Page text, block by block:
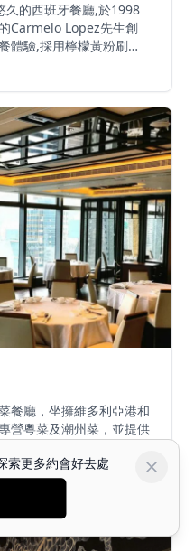
久的西班牙餐廳,於1998
Carmelo Lopez先生創
體驗,採用檸檬黃粉刷牆
,營造輕鬆愉快的氛圍。
白領人士心中的隱世瑰
海鮮飯、海鮮菜式及其他
和晚餐服務,設有全套酒
廳接受預訂並提供外賣服
。
餐廳，坐擁維多利亞港和
營粵菜及潮州菜，並提供
豐富。其他人氣菜式包括
型饅頭。餐廳裝潢優雅，
平日午市點心享有85折
憑藉無與倫比的海港景觀
高級餐飲的理想選擇。
索更多約會好去處